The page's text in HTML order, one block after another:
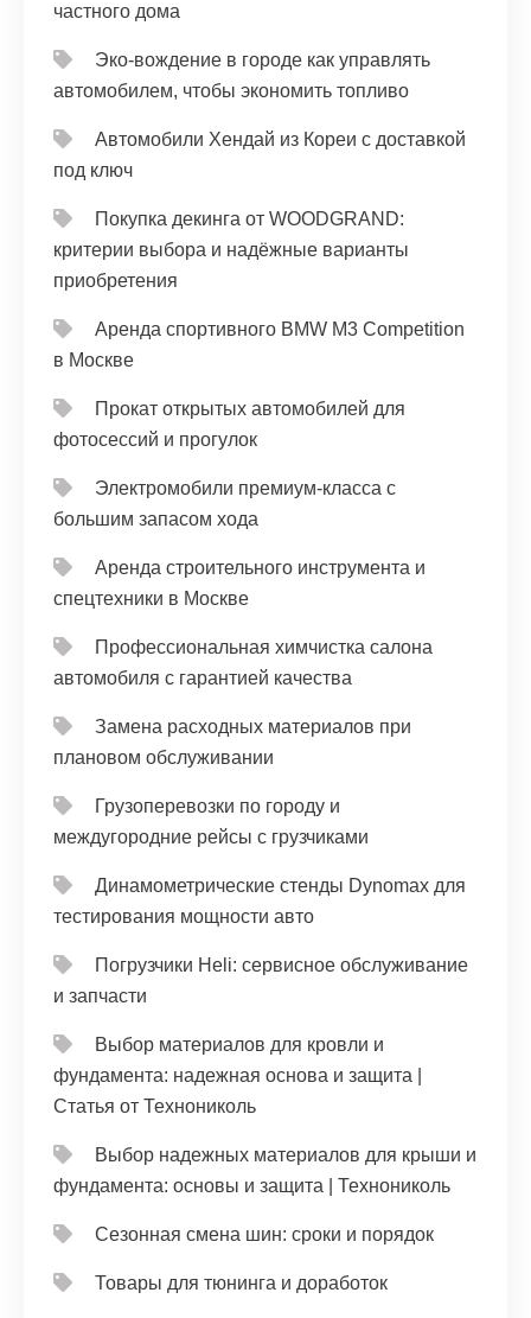
частного дома
Эко-вождение в городе как управлять
автомобилем, чтобы экономить топливо
Автомобили Хендай из Кореи с доставкой
под ключ
Покупка декинга от WOODGRAND:
критерии выбора и надёжные варианты
приобретения
Аренда спортивного BMW M3 Competition
в Москве
Прокат открытых автомобилей для
фотосессий и прогулок
Электромобили премиум-класса с
большим запасом хода
Аренда строительного инструмента и
спецтехники в Москве
Профессиональная химчистка салона
автомобиля с гарантией качества
Замена расходных материалов при
плановом обслуживании
Грузоперевозки по городу и
междугородние рейсы с грузчиками
Динамометрические стенды Dynomax для
тестирования мощности авто
Погрузчики Heli: сервисное обслуживание
и запчасти
Выбор материалов для кровли и
фундамента: надежная основа и защита |
Статья от Технониколь
Выбор надежных материалов для крыши и
фундамента: основы и защита | Технониколь
Сезонная смена шин: сроки и порядок
Товары для тюнинга и доработок